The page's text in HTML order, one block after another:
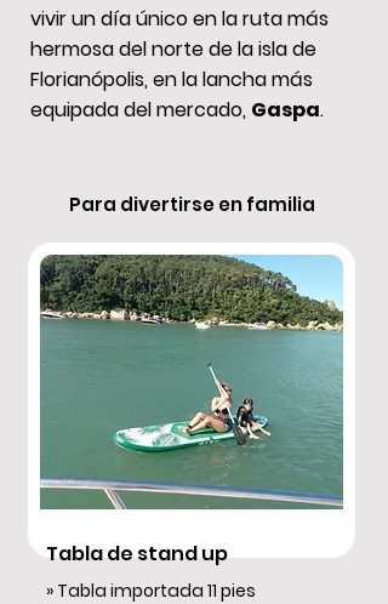
vivir un día único en la ruta más
hermosa del norte de la isla de
Florianópolis, en la lancha más
equipada del mercado, Gaspa.
Para divertirse en familia
Tabla de stand up
» Tabla importada 11 pies